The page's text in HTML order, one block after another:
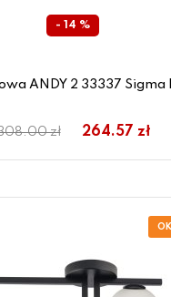
- 14 %
ANDY 2 33337 Sigma
zł 264.57 zł